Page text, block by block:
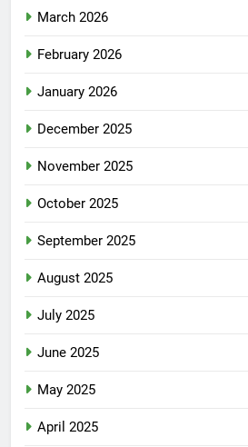
March 2026
February 2026
January 2026
December 2025
November 2025
October 2025
September 2025
August 2025
July 2025
June 2025
May 2025
April 2025